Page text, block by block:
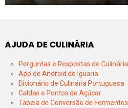
AJUDA DE CULINÁRIA
Perguntas e Respostas de Culinária
App de Android do Iguaria
Dicionário de Culinária Portuguesa
Caldas e Pontos de Açúcar
Tabela de Conversão de Fermentos